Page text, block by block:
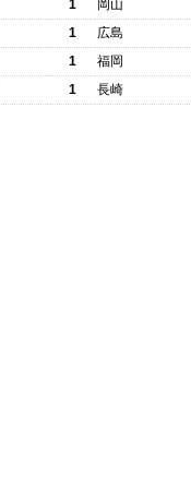
1
岡山
1
広島
1
福岡
1 長崎